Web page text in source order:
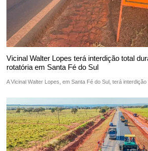
Vicinal Walter Lopes terá interdição total
rotatória em Santa Fé do Sul
A Vicinal Walter Lopes, em Santa Fé do Sul, terá